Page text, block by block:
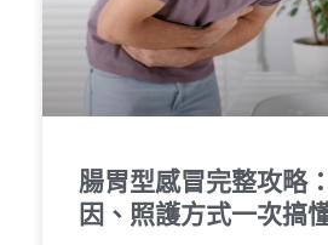
腸胃型感冒完整攻略
因、照護方式一次搞